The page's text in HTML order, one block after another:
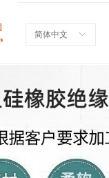
ꀅ
简体中文